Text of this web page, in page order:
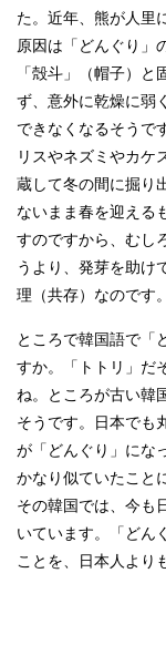
た。近年、熊が人里
原因は「どんぐり」
「殻斗」（帽子）
ず、意外に乾燥に弱
できなくなるそうで
リスやネズミやカケ
蔵して冬の間に掘り
ないまま春を迎える
すのですから、むし
うより、発芽を助け
理（共存）なのです。
ところで韓国語で「
すか。「トトリ」だ
ね。ところが古い韓
そうです。日本でも
が「どんぐり」にな
かなり似ていたこと
その韓国では、今も
いています。「どん
ことを、日本人より